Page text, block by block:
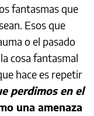
fantasmas que
Esos que
o el pasado
cosa fantasmal
hace es repetir
perdimos en el
una amenaza